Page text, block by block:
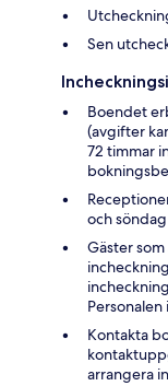
Sen
Boendet
(avgifter
72 timmar
och
Gäster
Kontakta
arrangera